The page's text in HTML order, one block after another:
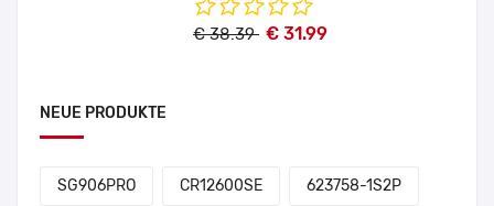
€ 38.39 € 31.99
NEUE PRODUKTE
SG906PRO CR12600SE 623758-1S2P